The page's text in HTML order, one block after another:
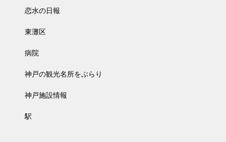
恋水の日報
東灘区
病院
神戸の観光名所をぶらり
神戸施設情報
駅